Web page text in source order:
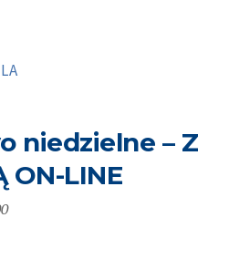
niedzielne – Z
ON-LINE